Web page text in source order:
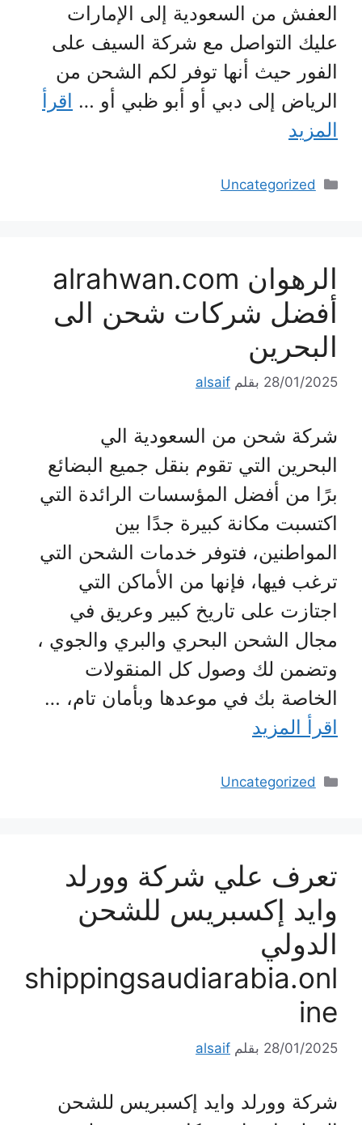
العفش من السعودية إلى الإمارات
عليك التواصل مع شركة السيف على
الفور حيث أنها توفر لكم الشحن من
الرياض إلى دبي أو أبو ظبي أو … اقرأ
المزيد
التصنيفات
Uncategorized
الرهوان alrahwan.com
أفضل شركات شحن الى
البحرين
28/01/2025 بقلم alsaif
شركة شحن من السعودية الي
البحرين التي تقوم بنقل جميع البضائع
برًا من أفضل المؤسسات الرائدة التي
اكتسبت مكانة كبيرة جدًا بين
المواطنين، فتوفر خدمات الشحن التي
ترغب فيها، فإنها من الأماكن التي
اجتازت على تاريخ كبير وعريق في
مجال الشحن البحري والبري والجوي ،
وتضمن لك وصول كل المنقولات
الخاصة بك في موعدها وبأمان تام، …
اقرأ المزيد
التصنيفات
Uncategorized
تعرف علي شركة وورلد
وايد إكسبريس للشحن
الدولي
shippingsaudiarabia.onl
ine
28/01/2025 بقلم alsaif
شركة وورلد وايد إكسبريس للشحن